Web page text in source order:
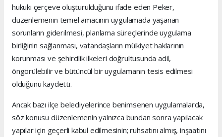
hukuki çerçeve oluşturulduğunu ifade eden Peker,
düzenlemenin temel amacının uygulamada yaşanan
sorunların giderilmesi, planlama süreçlerinde uygulama
birliğinin sağlanması, vatandaşların mülkiyet haklarının
korunması ve şehircilik ilkeleri doğrultusunda adil,
öngörülebilir ve bütüncül bir uygulamanın tesis edilmesi
olduğunu kaydetti.
Ancak bazı ilçe belediyelerince benimsenen uygulamalarda,
söz konusu düzenlemenin yalnızca bundan sonra yapılacak
yapılar için geçerli kabul edilmesinin; ruhsatını almış, inşaatını